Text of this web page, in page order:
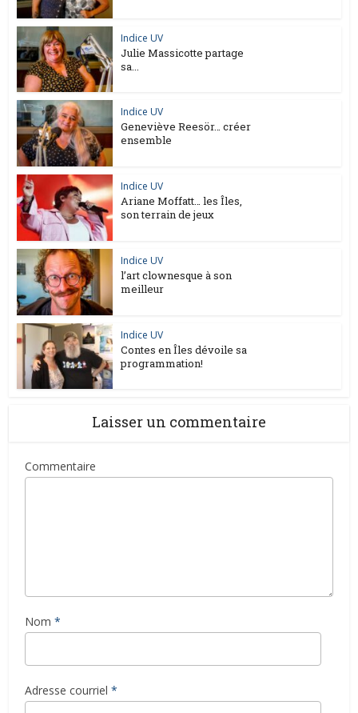
Indice UV
Julie Massicotte partage
sa...
Indice UV
Geneviève Reesör… créer
ensemble
Indice UV
Ariane Moffatt… les Îles,
son terrain de jeux
Indice UV
l’art clownesque à son
meilleur
Indice UV
Contes en Îles dévoile sa
programmation!
Laisser un commentaire
Commentaire
Nom *
Adresse courriel *